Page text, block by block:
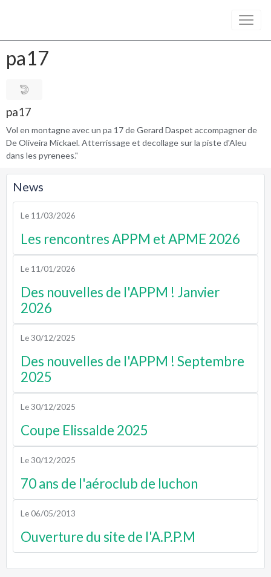
pa17
pa17
Vol en montagne avec un pa 17 de Gerard Daspet accompagner de
De Oliveira Mickael. Atterrissage et decollage sur la piste d'Aleu
dans les pyrenees."
News
Le 11/03/2026
Les rencontres APPM et APME 2026
Le 11/01/2026
Des nouvelles de l'APPM ! Janvier
2026
Le 30/12/2025
Des nouvelles de l'APPM ! Septembre
2025
Le 30/12/2025
Coupe Elissalde 2025
Le 30/12/2025
70 ans de l'aéroclub de luchon
Le 06/05/2013
Ouverture du site de l'A.P.P.M